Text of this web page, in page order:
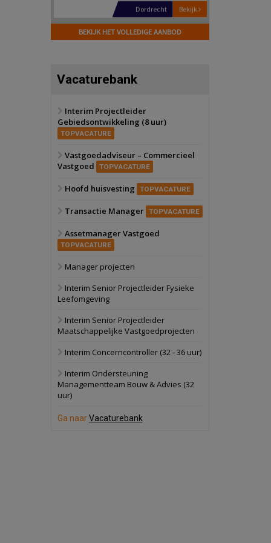
Bekijk
Hilversum
17 september 2026
Voormalig
Zwanenburg
6 oktober 2026
Oranje
28 september 2026
bedrijventerrein
Bekijk
Schuinesloot
politiebureau
17 september 2026
Voormalig
BEKIJK HET VOLLEDIGE AANBOD
Vacaturebank
Interim Projectleider
Gebiedsontwikkeling (8 uur)
TOPVACATURE
Vastgoedadviseur – Commercieel
Vastgoed
TOPVACATURE
Hoofd huisvesting TOPVACATURE
Transactie Manager TOPVACATURE
Assetmanager Vastgoed
TOPVACATURE
Manager projecten
Interim Senior Projectleider Fysieke
Leefomgeving
Interim Senior Projectleider
Maatschappelijke Vastgoedprojecten
Interim Concerncontroller (32 - 36 uur)
Interim Ondersteuning
Managementteam Bouw & Advies (32
uur)
Ga naarVacaturebank